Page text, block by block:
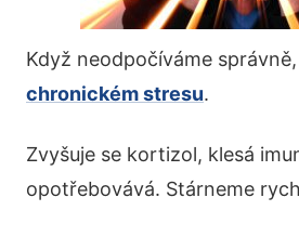
Když neodpočíváme
chronickém stresu.
Zvyšuje se kortizol, klesá
opotřebovává. Stárneme